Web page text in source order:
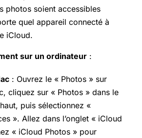
photos soient accessibles
quel appareil connecté à
iCloud.
sur un ordinateur :
: Ouvrez le « Photos » sur
cliquez sur « Photos » dans le
puis sélectionnez «
». Allez dans l’onglet « iCloud
« iCloud Photos » pour